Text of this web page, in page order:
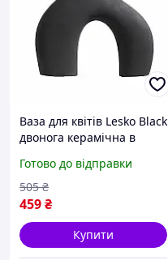
Ваза для квітів Lesko Black
двонога керамічна в
шт.
Готово до відправки
459₴
505 ₴
Купити